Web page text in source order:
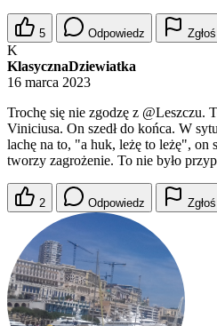
5 Odpowiedz Zgłoś
K
KlasycznaDziewiatka
16 marca 2023
Trochę się nie zgodzę z @Leszczu.
Viniciusa. On szedł do końca. W
lachę na to, "a huk, leżę to leżę", on
tworzy zagrożenie. To nie było
2 Odpowiedz Zgłoś